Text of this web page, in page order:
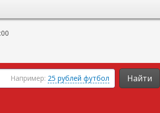
Например: 25 рублей футбол Найти